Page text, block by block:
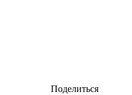
Поделиться